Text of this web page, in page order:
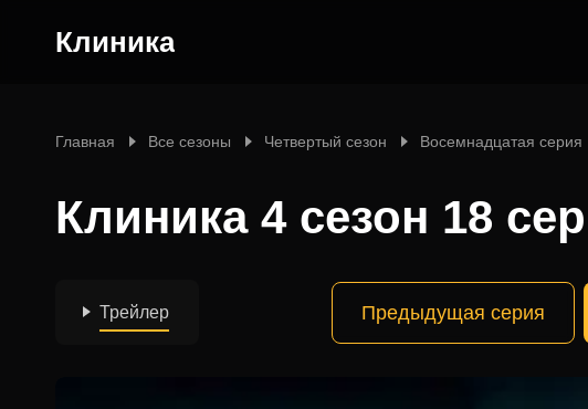
Клиника
Главная Все сезоны Четвертый сезон Восемнадцатая серия
Клиника 4 сезон 18
Трейлер Предыдущая серия